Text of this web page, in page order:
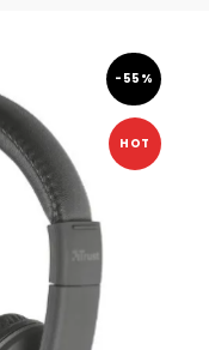
-55%
HOT